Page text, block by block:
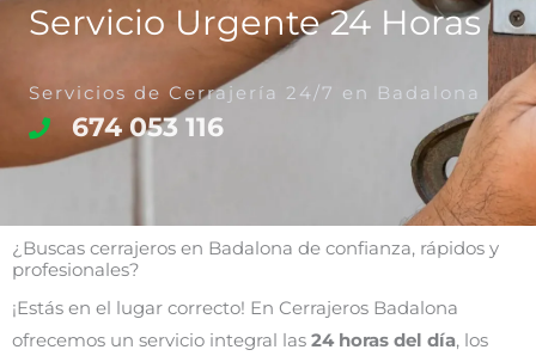
Servicio Urgente 24 Horas
Servicios de Cerrajería 24/7 en Badalona
674 053 116
¿Buscas cerrajeros en Badalona de confianza, rápidos y
profesionales?
¡Estás en el lugar correcto! En Cerrajeros Badalona
ofrecemos un servicio integral las 24 horas del día, los